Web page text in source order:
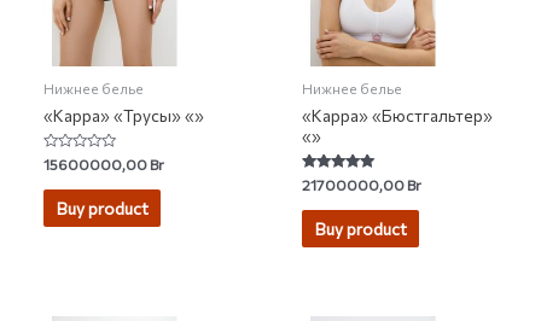
Нижнее белье
«Kappa» «Трусы» «»
Rated
0
out
15600000,00Br
Buy product
Нижнее белье
«Kappa» «Бюстгальтер»
«»
Rated
5.00
out of 5
21700000,00Br
Buy product